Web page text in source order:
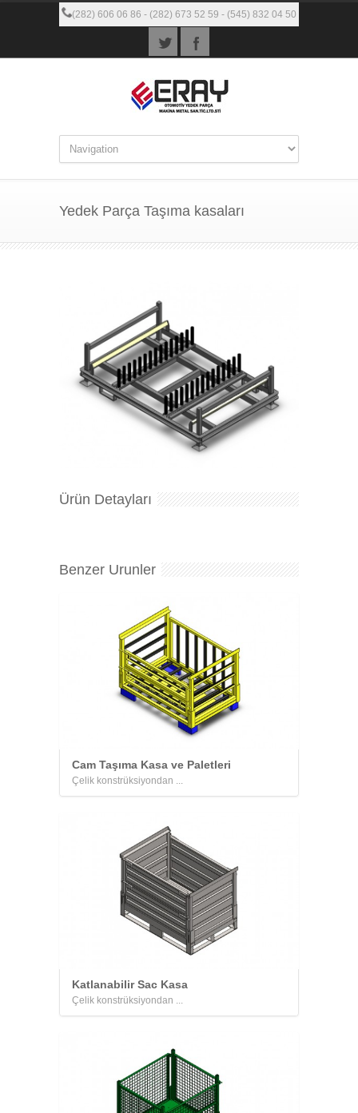
(282) 606 06 86 - (282) 673 52 59 - (545) 832 04 50
Yedek Parça Taşıma kasaları
Ürün Detayları
Benzer Urunler
Cam Taşıma Kasa ve Paletleri
Çelik konstrüksiyondan ...
Katlanabilir Sac Kasa
Çelik konstrüksiyondan ...